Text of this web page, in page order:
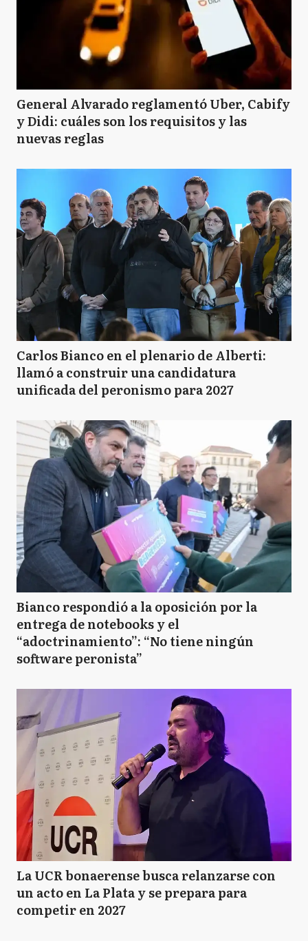
General Alvarado reglamentó Uber, Cabify
y Didi: cuáles son los requisitos y las
nuevas reglas
Carlos Bianco en el plenario de Alberti:
llamó a construir una candidatura
unificada del peronismo para 2027
Bianco respondió a la oposición por la
entrega de notebooks y el
“adoctrinamiento”: “No tiene ningún
software peronista”
La UCR bonaerense busca relanzarse con
un acto en La Plata y se prepara para
competir en 2027